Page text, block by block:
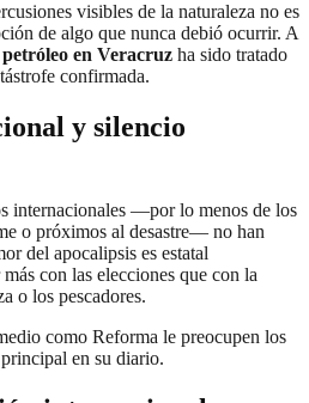
visibles de la naturaleza no es
de algo que nunca debió ocurrir. A
en Veracruz ha sido tratado
confirmada.
y silencio
internacionales —por lo menos de los
o próximos al desastre— no han
del apocalipsis es estatal
con las elecciones que con la
o los pescadores.
como Reforma le preocupen los
en su diario.